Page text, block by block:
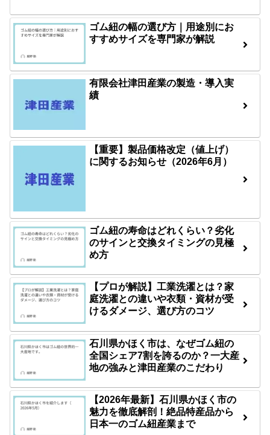
ゴム紐の幅の選び方｜用途別にお
すすめサイズを専門家が解説
有限会社津田産業の製造・導入実
績
【重要】製品価格改定（値上げ）
に関するお知らせ（2026年6月）
ゴム紐の寿命はどれくらい？劣化
のサインと交換タイミングの見極
め方
【プロが解説】工業洗濯とは？家
庭洗濯との違いや衣類・資材が受
けるダメージ、選び方のコツ
石川県かほく市は、なぜゴム紐の
全国シェア7割を誇るのか？一大産
地の強みと津田産業のこだわり
【2026年最新】石川県かほく市の
魅力を徹底解剖！絶品特産品から
日本一のゴム紐産業まで